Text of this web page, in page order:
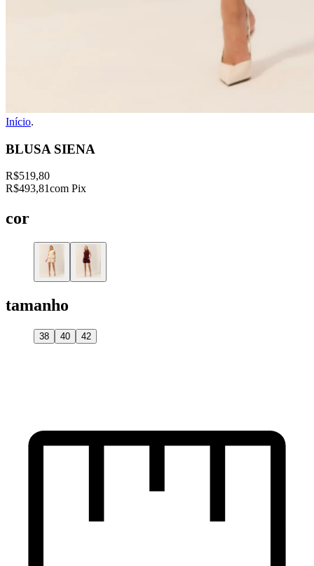
Início.
BLUSA SIENA
R$519,80
R$493,81com Pix
cor
tamanho
38 40 42